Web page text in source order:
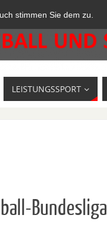
stimmen Sie dem zu.
LEISTUNGSSPORT
Bundesliga